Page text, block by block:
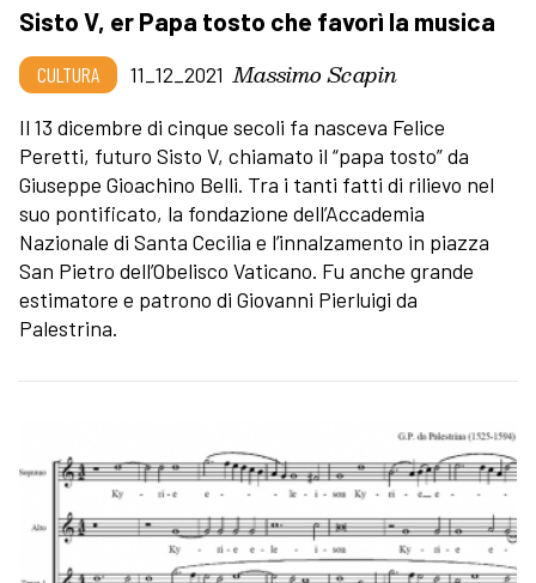
Sisto V, er Papa tosto che favorì la musica
CULTURA 11_12_2021 Massimo Scapin
Il 13 dicembre di cinque secoli fa nasceva Felice
Peretti, futuro Sisto V, chiamato il “papa tosto” da
Giuseppe Gioachino Belli. Tra i tanti fatti di rilievo nel
suo pontificato, la fondazione dell’Accademia
Nazionale di Santa Cecilia e l’innalzamento in piazza
San Pietro dell’Obelisco Vaticano. Fu anche grande
estimatore e patrono di Giovanni Pierluigi da
Palestrina.